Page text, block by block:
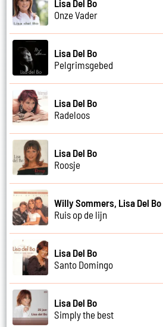
Lisa Del Bo
Onze Vader
Lisa Del Bo
Pelgrimsgebed
Lisa Del Bo
Radeloos
Lisa Del Bo
Roosje
Willy Sommers, Lisa Del
Ruis op de lijn
Lisa Del Bo
Santo Domingo
Lisa Del Bo
Simply the best